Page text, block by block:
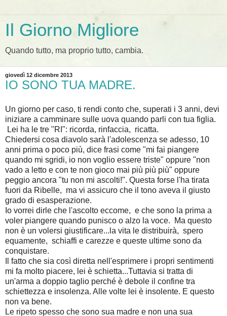
Il Giorno Migliore
Quando tutto, ma proprio tutto, cambia.
giovedì 12 dicembre 2013
IO SONO TUA MADRE.
Un giorno per caso, ti rendi conto che, superati i 3 anni, devi
iniziare a camminare sulle uova quando parli con tua figlia.
Lei ha le tre "RI": ricorda, rinfaccia, ricatta.
Chiedersi cosa diavolo sarà l'adolescenza se adesso, 10
anni prima o poco più, dice frasi come "mi fai piangere
quando mi sgridi, io non voglio essere triste" oppure "non
vado a letto e con te non gioco mai più più più" oppure
peggio ancora "tu non mi ascolti!". Questa forse l'ha tirata
fuori da Ribelle, ma vi assicuro che il tono aveva il giusto
grado di esasperazione.
Io vorrei dirle che l'ascolto eccome, e che sono la prima a
voler piangere quando punisco o alzo la voce. Ma questo
non è un volersi giustificare...la vita le distribuirà, spero
equamente, schiaffi e carezze e queste ultime sono da
conquistare.
Il fatto che sia così diretta nell'esprimere i propri sentimenti
mi fa molto piacere, lei è schietta...Tuttavia si tratta di
un'arma a doppio taglio perché è debole il confine tra
schiettezza e insolenza. Alle volte lei è insolente. E questo
non va bene.
Le ripeto spesso che sono sua madre e non una sua